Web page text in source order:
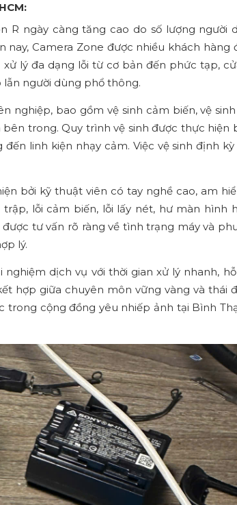
R ngày càng tăng cao do số lượng người
nay, Camera Zone được nhiều khách hàng
lý đa dạng lỗi từ cơ bản đến phức tạp,
người dùng phổ thông.
nghiệp, bao gồm vệ sinh cảm biến, vệ
trong. Quy trình vệ sinh được thực hiện
linh kiện nhạy cảm. Việc vệ sinh định
bởi kỹ thuật viên có tay nghề cao, am
lỗi cảm biến, lỗi lấy nét, hư màn hình
tư vấn rõ ràng về tình trạng máy và
lý.
dịch vụ với thời gian xử lý nhanh,
hợp giữa chuyên môn vững vàng và thái
trong cộng đồng yêu nhiếp ảnh tại Bình